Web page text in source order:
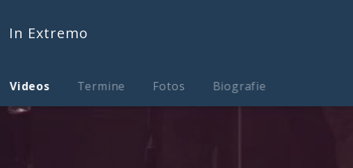
In Extremo
Videos Termine Fotos Biografie